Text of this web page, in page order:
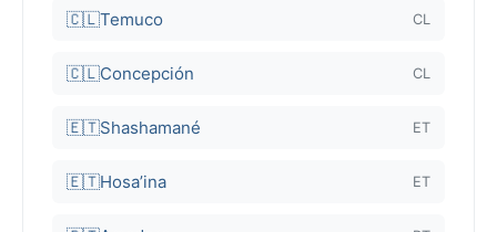
🇨🇱Temuco CL
🇨🇱Concepción CL
🇪🇹Shashamané ET
🇪🇹Hosa’ina ET